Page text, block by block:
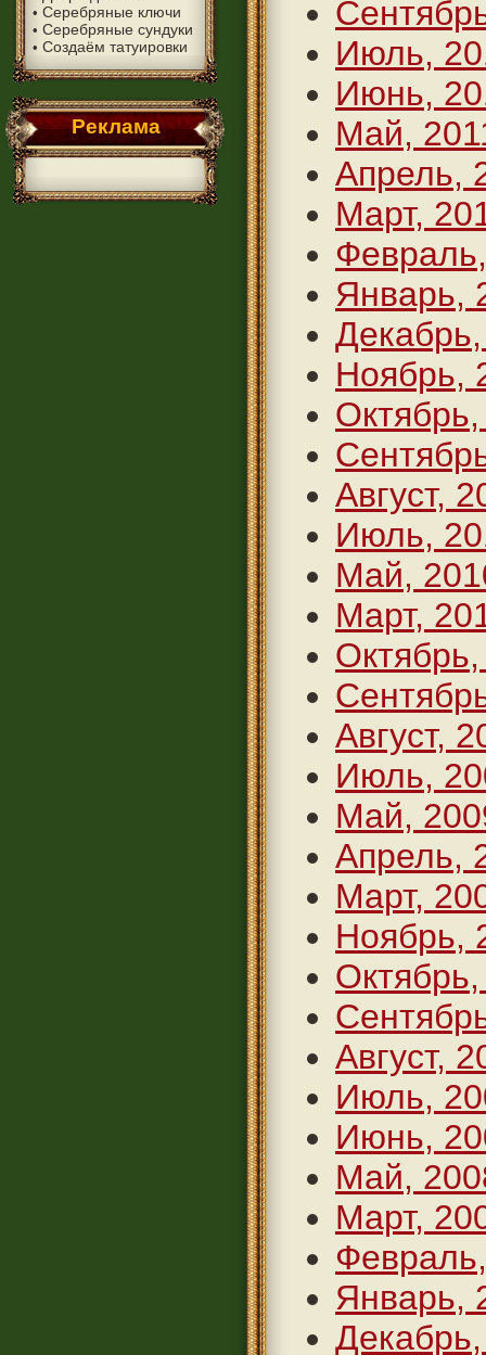
• Серебряные ключи
• Серебряные сундуки
• Создаём татуировки
Реклама
Июль,
Июнь,
Май,
Апрель,
Март,
Январь,
Ноябрь,
Август,
Июль,
Май,
Март,
Август,
Июль,
Май,
Апрель,
Март,
Ноябрь,
Август,
Июль,
Июнь,
Май,
Март,
Январь,